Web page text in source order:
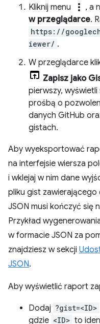
Kliknij menu more_vert , a
w przeglądarce.
https://
iewer/ .
W przeglądarce
Zapisz jako
pierwszy,
prośbą o
danych GitHub
gistach.
Aby wyeksportować
na interfejsie wiersza
i wklejaj w nim dane
pliku gist
JSON musi kończyć się
Przykład
w formacie JSON za
znajdziesz w sekcji
JSON.
Aby wyświetlić raport
Dodaj ?gist=<ID>
gdzie <ID> to